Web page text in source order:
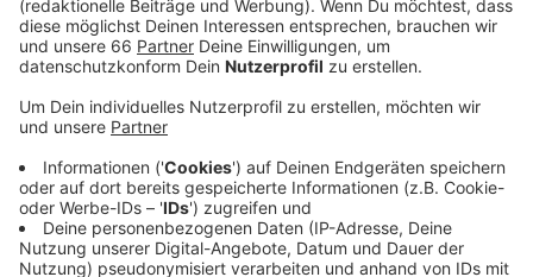
Anzeige
Der Neubau in Oberbilk soll neue Maßstäbe in Sachen
Nachhaltigkeit, Bürgerservice und Attraktivität am
Arbeitsplatz setzen. Derzeit ist dieser Teil der
Stadtverwaltung in veralteten Gebäuden in Bilk (an der
Brinckmannstraße) untergebracht. Mit dem neuen
Rathaus soll ein moderner und effizienter Standort